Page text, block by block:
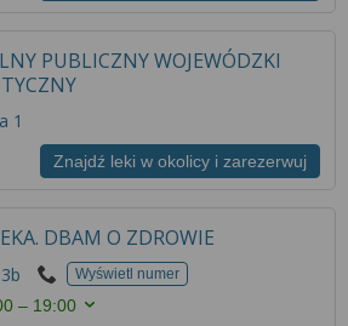
PUBLICZNY WOJEWÓDZKI
1
Znajdź leki w okolicy i zarezerwuj
DBAM O ZDROWIE
Wyświetl numer
– 19:00